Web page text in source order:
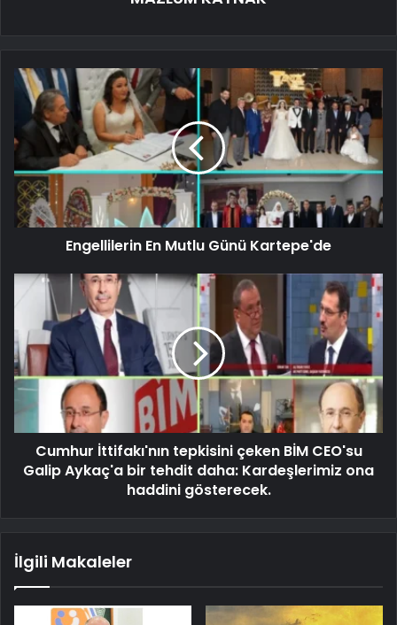
Engellilerin En Mutlu Günü Kartepe'de
Cumhur İttifakı'nın tepkisini çeken BİM CEO'su
Galip Aykaç'a bir tehdit daha: Kardeşlerimiz ona
haddini gösterecek.
İlgili Makaleler